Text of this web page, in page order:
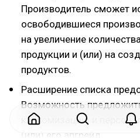
Производитель сможет
освободившиеся
на увеличение
продукции и (или) на
продуктов.
Расширение списка
Возможность
кастомизацию и
(или) его апгрейд.